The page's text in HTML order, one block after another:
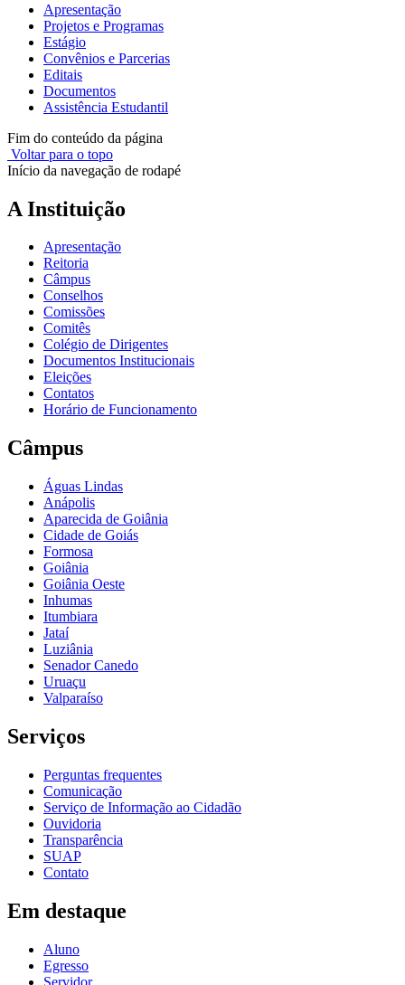
Apresentação
Projetos e Programas
Estágio
Convênios e Parcerias
Editais
Documentos
Assistência Estudantil
Fim do conteúdo da página
Voltar para o topo
Início da navegação de rodapé
A Instituição
Apresentação
Reitoria
Câmpus
Conselhos
Comissões
Comitês
Colégio de Dirigentes
Documentos Institucionais
Eleições
Contatos
Horário de Funcionamento
Câmpus
Águas Lindas
Anápolis
Aparecida de Goiânia
Cidade de Goiás
Formosa
Goiânia
Goiânia Oeste
Inhumas
Itumbiara
Jataí
Luziânia
Senador Canedo
Uruaçu
Valparaíso
Serviços
Perguntas frequentes
Comunicação
Serviço de Informação ao Cidadão
Ouvidoria
Transparência
SUAP
Contato
Em destaque
Aluno
Egresso
Servidor